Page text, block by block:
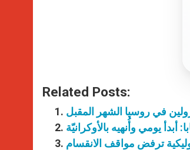
Related Posts:
في روسيا الشهر المقبل
أبدأ يومي وأُنهيه بالأوكرانيّة
ترفض مواقف الانقسام